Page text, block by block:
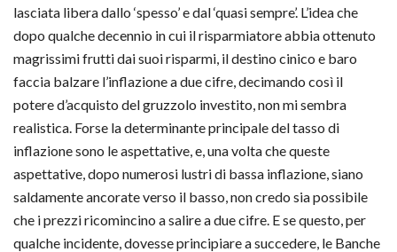
lasciata libera dallo ‘spesso’ e dal ‘quasi sempre’. L’idea che
dopo qualche decennio in cui il risparmiatore abbia ottenuto
magrissimi frutti dai suoi risparmi, il destino cinico e baro
faccia balzare l’inflazione a due cifre, decimando così il
potere d’acquisto del gruzzolo investito, non mi sembra
realistica. Forse la determinante principale del tasso di
inflazione sono le aspettative, e, una volta che queste
aspettative, dopo numerosi lustri di bassa inflazione, siano
saldamente ancorate verso il basso, non credo sia possibile
che i prezzi ricomincino a salire a due cifre. E se questo, per
qualche incidente, dovesse principiare a succedere, le Banche